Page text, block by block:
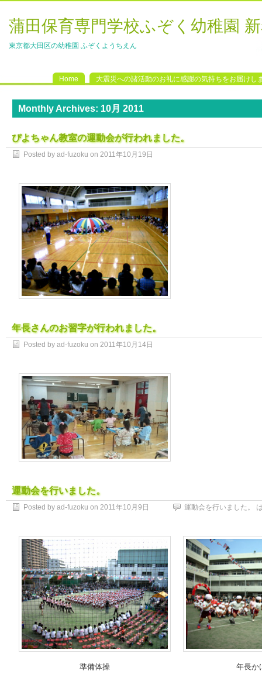
蒲田保育専門学校ふぞく幼稚園
東京都大田区の幼稚園 ふぞくようちえん
Home 大震災への諸活動のお礼に感謝の気持ちをお届けし
Monthly Archives: 10月 2011
ぴよちゃん教室の運動会が行われました。
Posted by ad-fuzoku on 2011年10月19日
年長さんのお習字が行われました。
Posted by ad-fuzoku on 2011年10月14日
運動会を行いました。
Posted by ad-fuzoku on 2011年10月9日 運動会を行いました。
準備体操 年長か